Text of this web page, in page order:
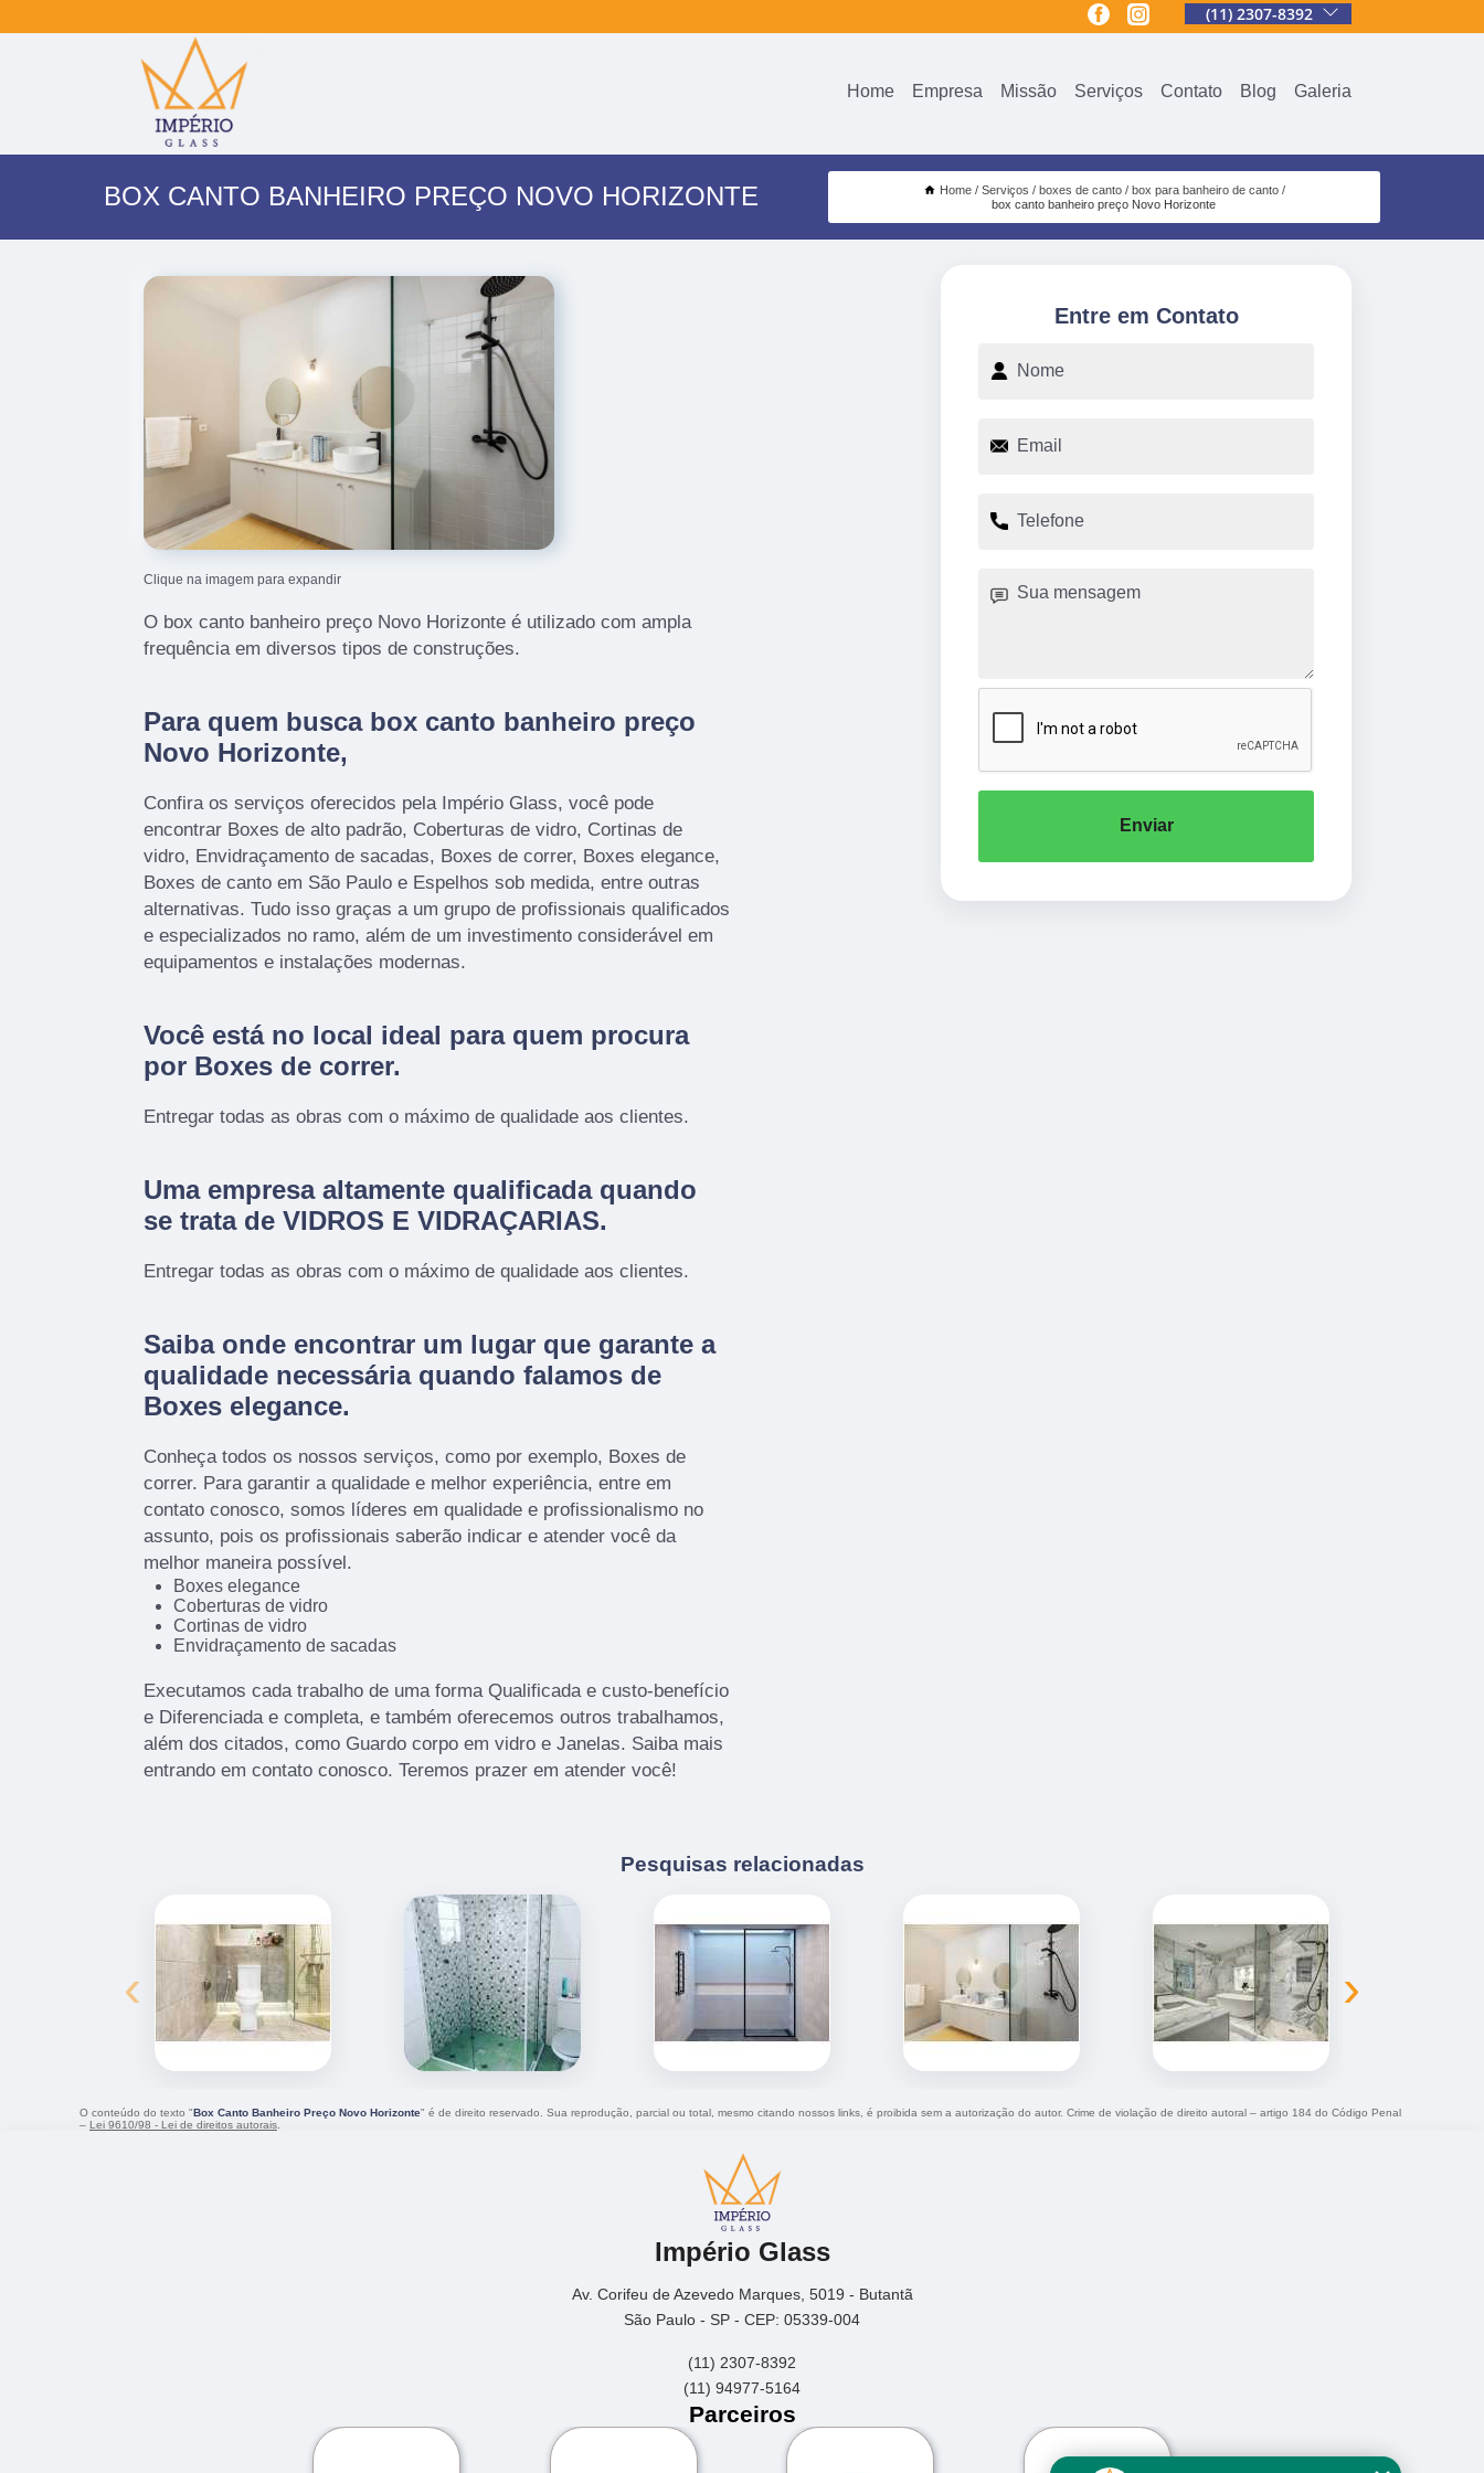
(11) 2307-8392
Home Empresa Missão Serviços Contato Blog Galeria
BOX CANTO BANHEIRO PREÇO NOVO HORIZONTE Home Serviços boxes de canto
box para banheiro de canto
box canto banheiro preço Novo Horizonte
Clique na imagem para expandir
O box canto banheiro preço Novo Horizonte é utilizado com ampla
frequência em diversos tipos de construções.
Para quem busca box canto banheiro preço
Novo Horizonte,
Confira os serviços oferecidos pela Império Glass, você pode
encontrar Boxes de alto padrão, Coberturas de vidro, Cortinas de
vidro, Envidraçamento de sacadas, Boxes de correr, Boxes elegance,
Boxes de canto em São Paulo e Espelhos sob medida, entre outras
alternativas. Tudo isso graças a um grupo de profissionais qualificados
e especializados no ramo, além de um investimento considerável em
equipamentos e instalações modernas.
Você está no local ideal para quem procura
por Boxes de correr.
Entregar todas as obras com o máximo de qualidade aos clientes.
Uma empresa altamente qualificada quando
se trata de VIDROS E VIDRAÇARIAS.
Entregar todas as obras com o máximo de qualidade aos clientes.
Saiba onde encontrar um lugar que garante a
qualidade necessária quando falamos de
Boxes elegance.
Conheça todos os nossos serviços, como por exemplo, Boxes de
correr. Para garantir a qualidade e melhor experiência, entre em
contato conosco, somos líderes em qualidade e profissionalismo no
assunto, pois os profissionais saberão indicar e atender você da
melhor maneira possível.
Boxes elegance
Coberturas de vidro
Cortinas de vidro
Envidraçamento de sacadas
Executamos cada trabalho de uma forma Qualificada e custo-benefício
e Diferenciada e completa, e também oferecemos outros trabalhamos,
além dos citados, como Guardo corpo em vidro e Janelas. Saiba mais
entrando em contato conosco. Teremos prazer em atender você!
Entre em Contato
Enviar
Pesquisas relacionadas
‹ ›
O conteúdo do texto "Box Canto Banheiro Preço Novo Horizonte" é de direito reservado. Sua reprodução, parcial ou total, mesmo citando nossos links, é proibida sem a autorização do autor. Crime de violação de direito autoral – artigo 184 do Código Penal
– Lei 9610/98 - Lei de direitos autorais
Império Glass
Av. Corifeu de Azevedo Marques, 5019 - Butantã
São Paulo - SP - CEP: 05339-004
(11) 2307-8392
(11) 94977-5164
Parceiros